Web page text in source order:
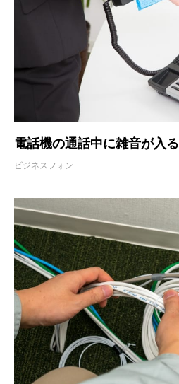
電話機の通話中に雑音が入る
ビジネスフォン